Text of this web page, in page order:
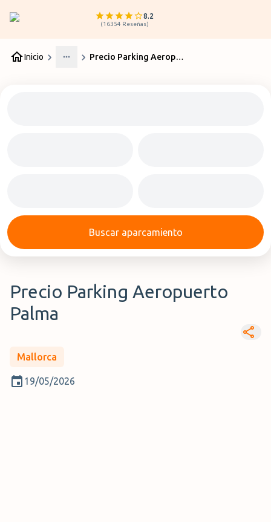
8.2
(16354 Reseñas)
Inicio
More
Precio Parking Aeropuerto Palma
Buscar aparcamiento
Precio Parking Aeropuerto
Palma
Mallorca
19/05/2026